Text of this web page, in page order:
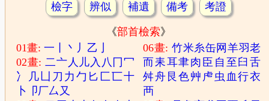
檢字 辨似 補遺 備考 考證
《部首檢索》
01畫:一 丶 丿 乙
02畫:二亠 人 儿入 八 冂冖
冫
几 凵 刀 力 勹 匕 匚匸十
卜
卩厂厶 又
06畫: 竹米糸缶网 羊羽老
而耒耳聿肉 臣 自 至 臼舌
舛舟 艮色艸 虍 虫 血行衣
襾